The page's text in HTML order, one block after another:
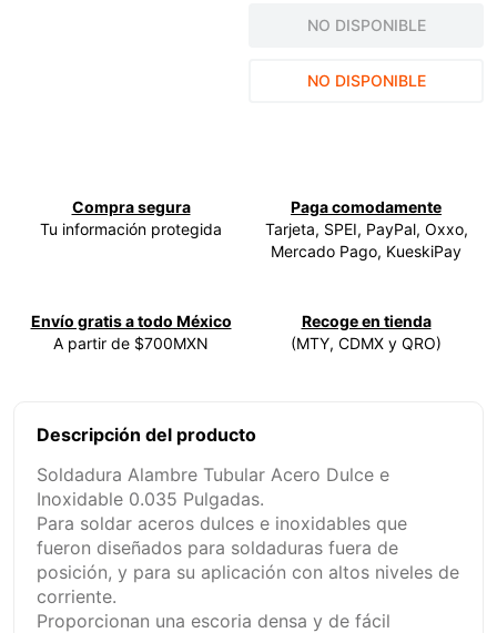
NO DISPONIBLE
NO DISPONIBLE
Compra segura
Tu información protegida
Paga comodamente
Tarjeta, SPEI, PayPal, Oxxo,
Mercado Pago, KueskiPay
Envío gratis a todo México
A partir de $700MXN
Recoge en tienda
(MTY, CDMX y QRO)
Descripción del producto
Soldadura Alambre Tubular Acero Dulce e
Inoxidable 0.035 Pulgadas.
Para soldar aceros dulces e inoxidables que
fueron diseñados para soldaduras fuera de
posición, y para su aplicación con altos niveles de
corriente.
Proporcionan una escoria densa y de fácil